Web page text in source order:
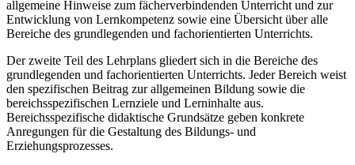
allgemeine Hinweise zum fächerverbindenden Unterricht und zur
Entwicklung von Lernkompetenz sowie eine Übersicht über alle
Bereiche des grundlegenden und fachorientierten Unterrichts.
Der zweite Teil des Lehrplans gliedert sich in die Bereiche des
grundlegenden und fachorientierten Unterrichts. Jeder Bereich weist
den spezifischen Beitrag zur allgemeinen Bildung sowie die
bereichsspezifischen Lernziele und Lerninhalte aus.
Bereichsspezifische didaktische Grundsätze geben konkrete
Anregungen für die Gestaltung des Bildungs- und
Erziehungsprozesses.